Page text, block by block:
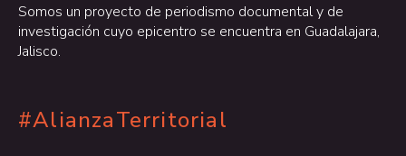
Somos un proyecto de periodismo documental y de
investigación cuyo epicentro se encuentra en Guadalajara,
Jalisco.
#AlianzaTerritorial